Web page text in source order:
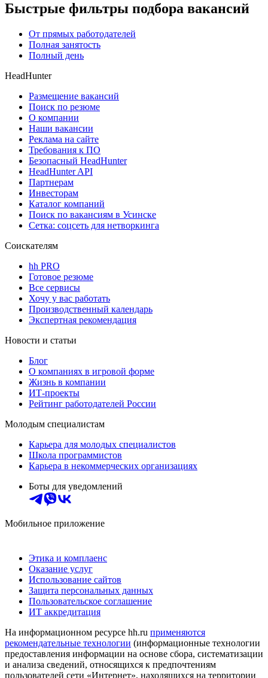
Быстрые фильтры подбора вакансий
От прямых работодателей
Полная занятость
Полный день
HeadHunter
Размещение вакансий
Поиск по резюме
О компании
Наши вакансии
Реклама на сайте
Требования к ПО
Безопасный HeadHunter
HeadHunter API
Партнерам
Инвесторам
Каталог компаний
Поиск по вакансиям в Усинске
Сетка: соцсеть для нетворкинга
Соискателям
hh PRO
Готовое резюме
Все сервисы
Хочу у вас работать
Производственный календарь
Экспертная рекомендация
Новости и статьи
Блог
О компаниях в игровой форме
Жизнь в компании
ИТ-проекты
Рейтинг работодателей России
Молодым специалистам
Карьера для молодых специалистов
Школа программистов
Карьера в некоммерческих организациях
Боты для уведомлений
Мобильное приложение
Этика и комплаенс
Оказание услуг
Использование сайтов
Защита персональных данных
Пользовательское соглашение
ИТ аккредитация
На информационном ресурсе hh.ru применяются
рекомендательные технологии (информационные технологии
предоставления информации на основе сбора, систематизации
и анализа сведений, относящихся к предпочтениям
пользователей сети «Интернет», находящихся на территории